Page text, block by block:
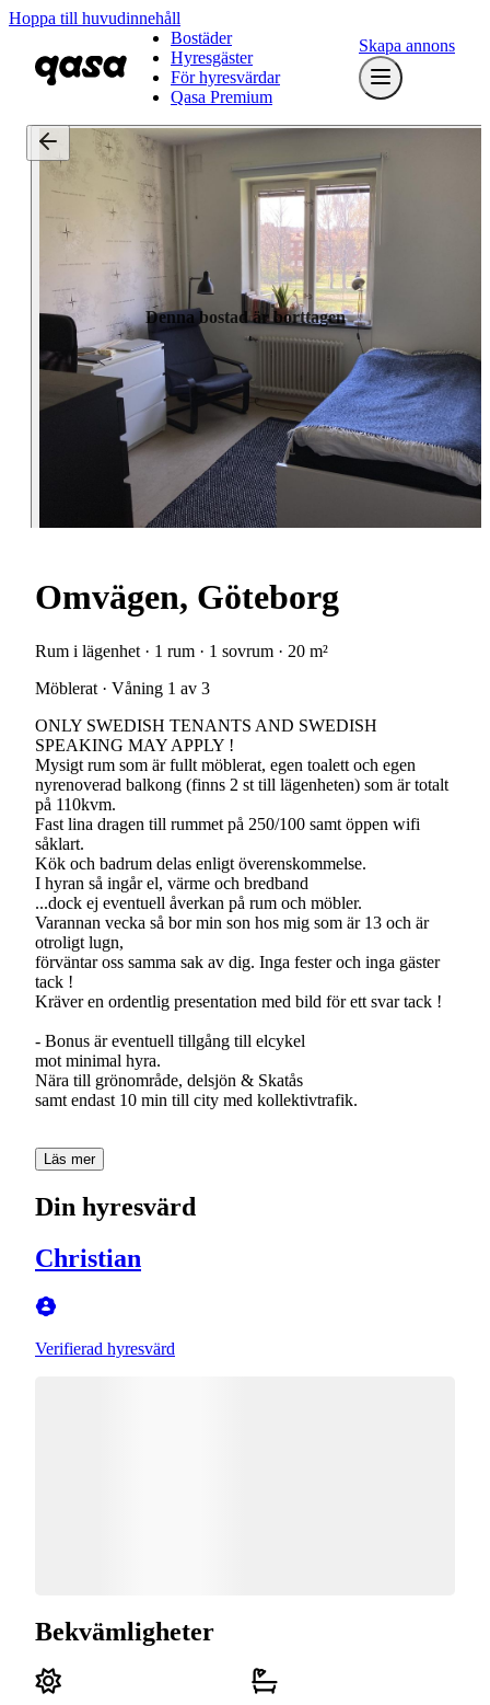
Hoppa till huvudinnehåll
Bostäder
Hyresgäster
För hyresvärdar
Qasa Premium
Skapa annons
Denna bostad är borttagen
Omvägen, Göteborg
Rum i lägenhet · 1 rum · 1 sovrum · 20 m²
Möblerat · Våning 1 av 3
ONLY SWEDISH TENANTS AND SWEDISH
SPEAKING MAY APPLY !
Mysigt rum som är fullt möblerat, egen toalett och egen
nyrenoverad balkong (finns 2 st till lägenheten) som är totalt
på 110kvm.
Fast lina dragen till rummet på 250/100 samt öppen wifi
såklart.
Kök och badrum delas enligt överenskommelse.
I hyran så ingår el, värme och bredband
...dock ej eventuell åverkan på rum och möbler.
Varannan vecka så bor min son hos mig som är 13 och är
otroligt lugn,
förväntar oss samma sak av dig. Inga fester och inga gäster
tack !
Kräver en ordentlig presentation med bild för ett svar tack !
- Bonus är eventuell tillgång till elcykel
mot minimal hyra.
Nära till grönområde, delsjön & Skatås
samt endast 10 min till city med kollektivtrafik.
Läs mer
Din hyresvärd
Christian
Verifierad hyresvärd
Bekvämligheter